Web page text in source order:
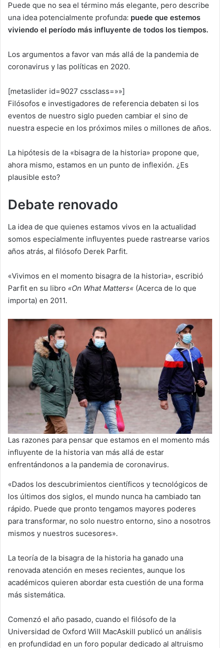
Puede que no sea el término más elegante, pero describe
una idea potencialmente profunda: puede que estemos
viviendo el período más influyente de todos los tiempos.
Los argumentos a favor van más allá de la pandemia de
coronavirus y las políticas en 2020.
[metaslider id=9027 cssclass=»»]
Filósofos e investigadores de referencia debaten si los
eventos de nuestro siglo pueden cambiar el sino de
nuestra especie en los próximos miles o millones de años.
La hipótesis de la «bisagra de la historia» propone que,
ahora mismo, estamos en un punto de inflexión. ¿Es
plausible esto?
Debate renovado
La idea de que quienes estamos vivos en la actualidad
somos especialmente influyentes puede rastrearse varios
años atrás, al filósofo Derek Parfit.
«Vivimos en el momento bisagra de la historia», escribió
Parfit en su libro «On What Matters« (Acerca de lo que
importa) en 2011.
Las razones para pensar que estamos en el momento más
influyente de la historia van más allá de estar
enfrentándonos a la pandemia de coronavirus.
«Dados los descubrimientos científicos y tecnológicos de
los últimos dos siglos, el mundo nunca ha cambiado tan
rápido. Puede que pronto tengamos mayores poderes
para transformar, no solo nuestro entorno, sino a nosotros
mismos y nuestros sucesores».
La teoría de la bisagra de la historia ha ganado una
renovada atención en meses recientes, aunque los
académicos quieren abordar esta cuestión de una forma
más sistemática.
Comenzó el año pasado, cuando el filósofo de la
Universidad de Oxford Will MacAskill publicó un análisis
en profundidad en un foro popular dedicado al altruismo